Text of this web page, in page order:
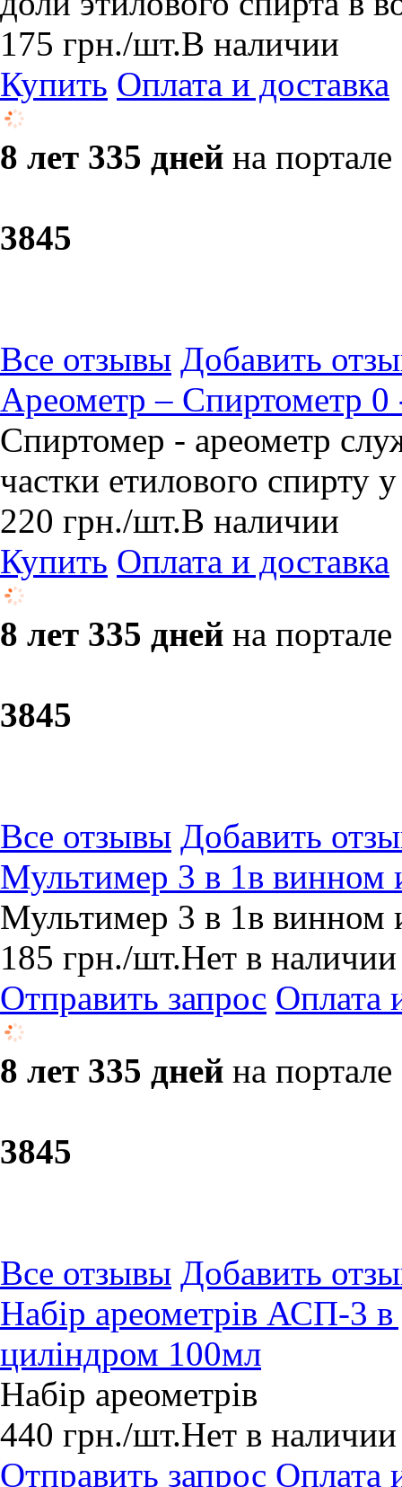
175 грн./шт.В наличии
Купить Оплата и доставка
8 лет 335 дней на портале
3845
Все отзывы Добавить
Ареометр – Спиртометр
Спиртомер - ареометр
частки етилового спирту
220 грн./шт.В наличии
Купить Оплата и доставка
8 лет 335 дней на портале
3845
Все отзывы Добавить
Мультимер 3 в 1в винном
Мультимер 3 в 1в винном
185 грн./шт.Нет в наличии
Отправить запрос Оплата
8 лет 335 дней на портале
3845
Все отзывы Добавить
Набір ареометрів АСП-3 в
циліндром 100мл
Набір ареометрів
440 грн./шт.Нет в наличии
Отправить запрос Оплата